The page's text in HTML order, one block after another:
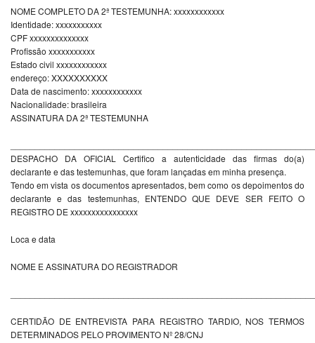
NOME COMPLETO DA 2ª TESTEMUNHA: xxxxxxxxxxxx
Identidade: xxxxxxxxxxx
CPF xxxxxxxxxxxxxx
Profissão xxxxxxxxxxx
Estado civil xxxxxxxxxxxx
endereço: XXXXXXXXXX
Data de nascimento: xxxxxxxxxxxx
Nacionalidade: brasileira
ASSINATURA DA 2ª TESTEMUNHA
DESPACHO DA OFICIAL Certifico a autenticidade das firmas do(a)
declarante e das testemunhas, que foram lançadas em minha presença.
Tendo em vista os documentos apresentados, bem como os depoimentos do
declarante e das testemunhas, ENTENDO QUE DEVE SER FEITO O
REGISTRO DE xxxxxxxxxxxxxxxx
Loca e data
NOME E ASSINATURA DO REGISTRADOR
CERTIDÃO DE ENTREVISTA PARA REGISTRO TARDIO, NOS TERMOS
DETERMINADOS PELO PROVIMENTO Nº 28/CNJ